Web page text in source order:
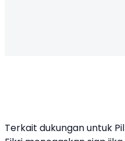
Terkait dukungan untuk